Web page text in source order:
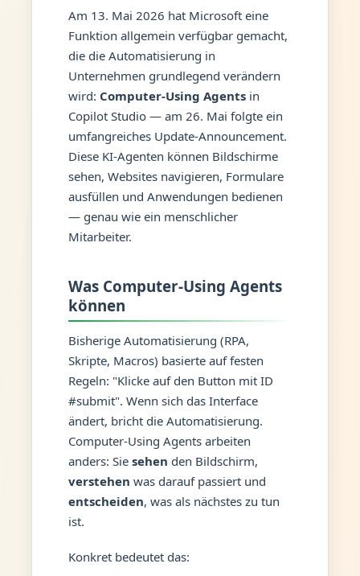
Am 13. Mai 2026 hat Microsoft eine
Funktion allgemein verfügbar gemacht,
die die Automatisierung in
Unternehmen grundlegend verändern
wird: Computer-Using Agentsin
Copilot Studio — am 26. Mai folgte ein
umfangreiches Update-Announcement.
Diese KI-Agenten können Bildschirme
sehen, Websites navigieren, Formulare
ausfüllen und Anwendungen bedienen
— genau wie ein menschlicher
Mitarbeiter.
Was Computer-Using Agents
können
Bisherige Automatisierung (RPA,
Skripte, Macros) basierte auf festen
Regeln: "Klicke auf den Button mit ID
#submit". Wenn sich das Interface
ändert, bricht die Automatisierung.
Computer-Using Agents arbeiten
anders: Sie sehen den Bildschirm,
verstehen was darauf passiert und
entscheiden, was als nächstes zu tun
ist.
Konkret bedeutet das: